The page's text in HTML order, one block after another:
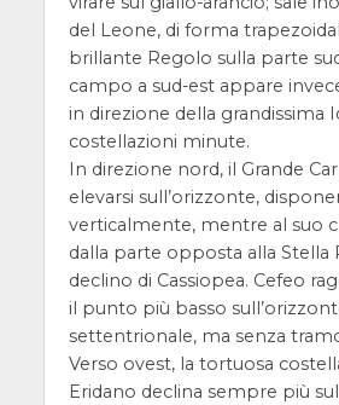
del Leone, di forma
brillante Regolo sulla parte
campo a sud-est appare
in direzione della grandissima
costellazioni minute.
In direzione nord, il Grande
elevarsi sull’orizzonte,
verticalmente, mentre al suo
dalla parte opposta alla Stella
declino di Cassiopea. Cefeo
il punto più basso
settentrionale, ma senza
Verso ovest, la tortuosa
Eridano declina sempre più